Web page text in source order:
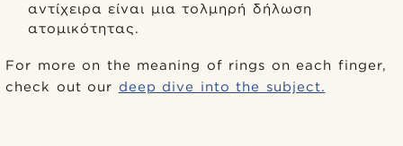
αντίχειρα είναι μια τολμηρή δήλωση
ατομικότητας.
For more on the meaning of rings on each finger,
check out our deep dive into the subject.